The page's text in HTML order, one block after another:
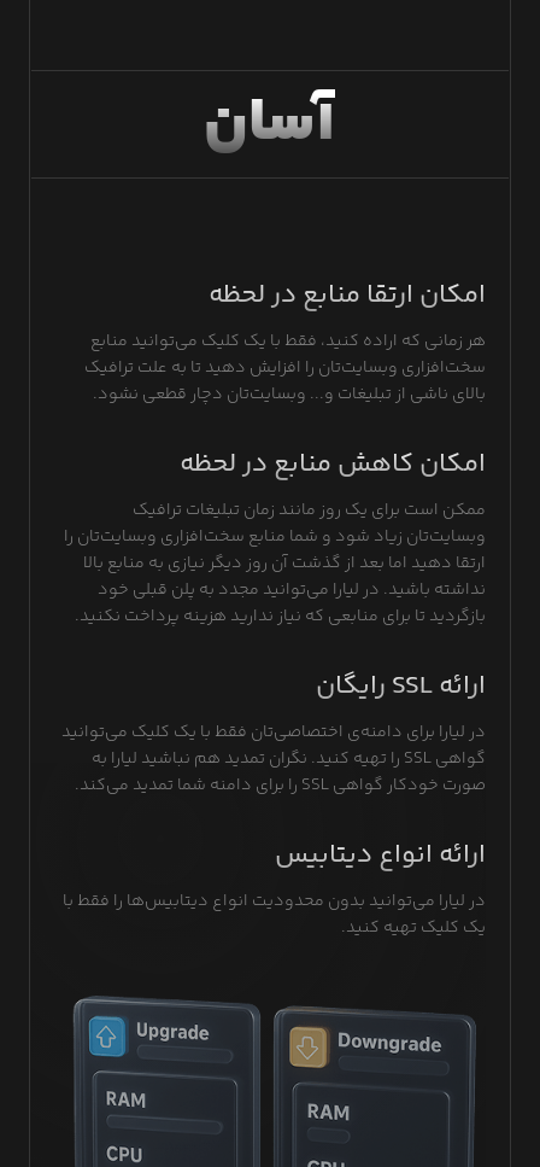
آسان
امکان ارتقا منابع در لحظه
هر زمانی که اراده کنید، فقط با یک کلیک می‌توانید منابع
سخت‌افزاری وبسایت‌تان را افزایش دهید تا به علت ترافیک
بالای ناشی از تبلیغات و... وبسایت‌تان دچار قطعی نشود.
امکان کاهش منابع در لحظه
ممکن است برای یک روز مانند زمان تبلیغات ترافیک
وبسایت‌تان زیاد شود و شما منابع سخت‌افزاری وبسایت‌تان را
ارتقا دهید اما بعد از گذشت آن روز دیگر نیازی به منابع بالا
نداشته باشید. در لیارا می‌توانید مجدد به پلن قبلی خود
بازگردید تا برای منابعی که نیاز ندارید هزینه پرداخت نکنید.
ارائه SSL رایگان
در لیارا برای دامنه‌ی‌ اختصاصی‌تان فقط با یک کلیک می‌توانید
گواهی SSL را تهیه کنید. نگران تمدید هم نباشید لیارا به
صورت خودکار گواهی SSL را برای دامنه شما تمدید می‌کند.
ارائه انواع دیتابیس
در لیارا می‌توانید بدون محدودیت انواع دیتابیس‌ها را فقط با
یک کلیک تهیه کنید.